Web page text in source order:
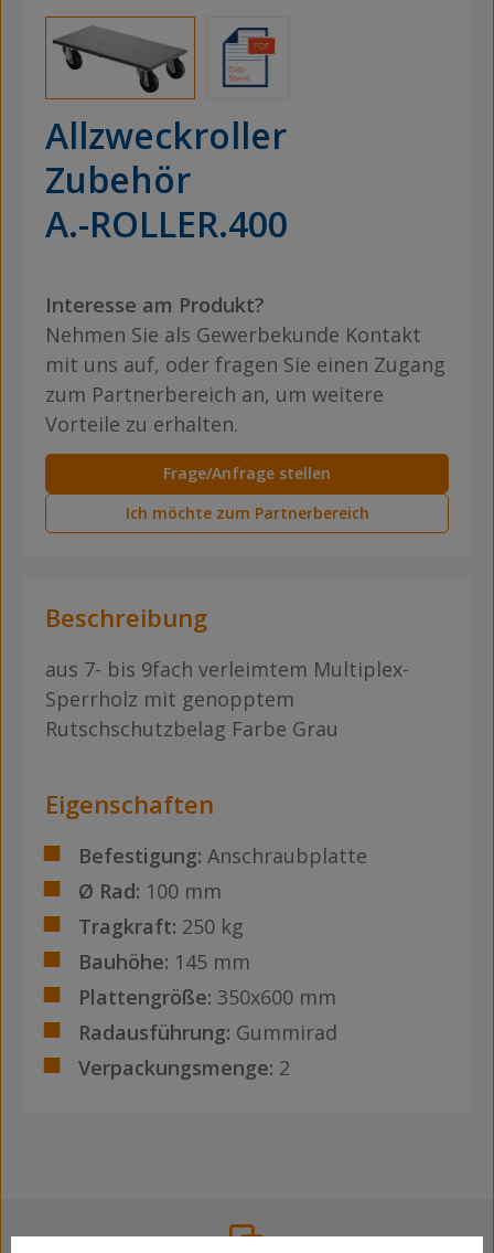
Allzweckroller
Zubehör
A.-ROLLER.400
Interesse am Produkt?
Nehmen Sie als Gewerbekunde Kontakt
mit uns auf, oder fragen Sie einen Zugang
zum Partnerbereich an, um weitere
Vorteile zu erhalten.
Frage/Anfrage stellen
Ich möchte zum Partnerbereich
Beschreibung
aus 7- bis 9fach verleimtem Multiplex-
Sperrholz mit genopptem
Rutschschutzbelag Farbe Grau
Eigenschaften
Befestigung: Anschraubplatte
Ø Rad: 100 mm
Tragkraft: 250 kg
Bauhöhe: 145 mm
Plattengröße: 350x600 mm
Radausführung: Gummirad
Verpackungsmenge: 2